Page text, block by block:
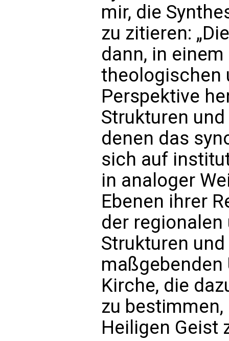
mir, die
zu zitieren:
dann, in
theologischen
Perspektive
Strukturen
denen das
sich auf
in analoger
Ebenen ihrer
der regionalen
Strukturen
Kirche, die
zu
Heiligen Geist